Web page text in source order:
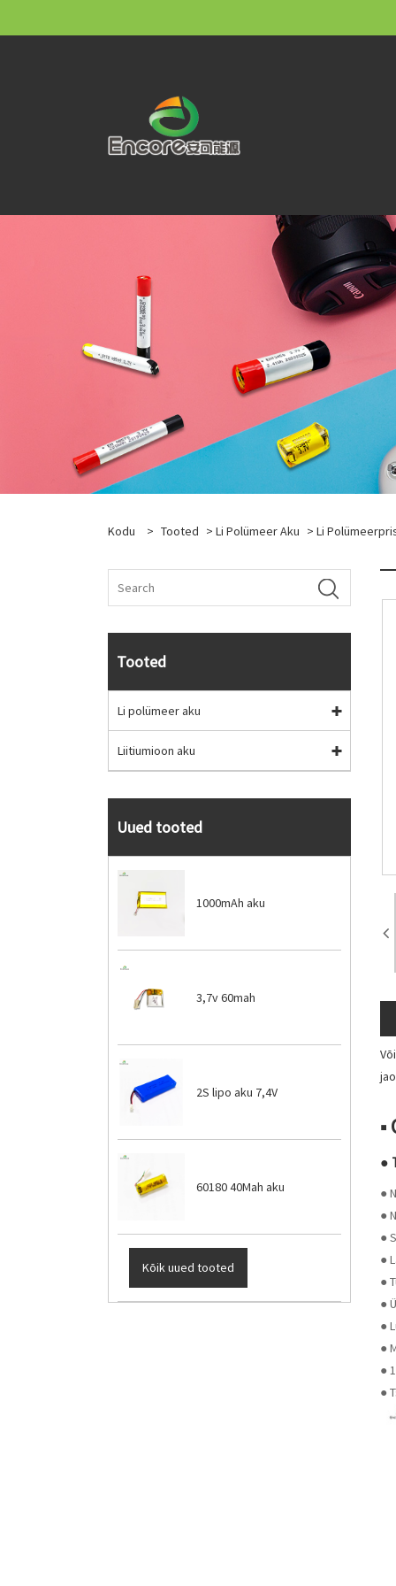
Kodu > Tooted > Li Polümeer Aku > Li
Tooted
Li polümeer aku
Liitiumioon aku
Uued tooted
1000mAh aku
3,7v 60mah
2S lipo aku 7,4V
60180 40Mah aku
Kõik uued tooted
●
●
●
●
●
●
●
●
●
●
●